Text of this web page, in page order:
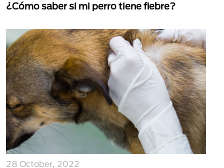
¿Cómo saber si mi perro tiene fiebre?
28 October, 2022